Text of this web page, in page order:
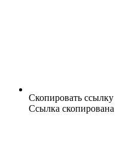
Скопировать ссылку
Ссылка скопирована